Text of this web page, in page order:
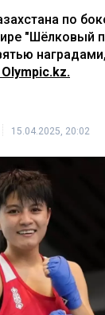
по
"Шёлковый
Olympic.kz.
15.04.2025, 20:02